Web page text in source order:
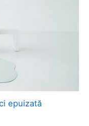
epuizată